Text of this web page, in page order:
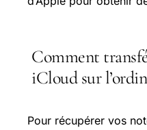
Comment
iCloud sur
Pour récupérer vos